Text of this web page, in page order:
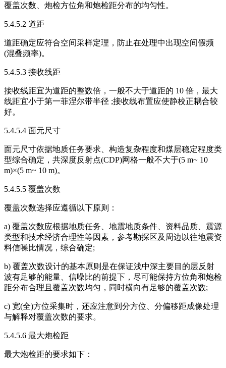
覆盖次数、炮检方位角和炮检距分布的均匀性。
5.4.5.2 道距
道距确定应符合空间采样定理，防止在处理中出现空间假频
(混叠频率)。
5.4.5.3 接收线距
接收线距宜为道距的整数倍，一般不大于道距的 10 倍，最大
线距宜小于第一菲涅尔带半径 ;接收线布置应使静校正耦合较
好。
5.4.5.4 面元尺寸
面元尺寸依据地质任务要求、构造复杂程度和煤层稳定程度类
型综合确定，共深度反射点(CDP)网格一般不大于(5 m~ 10
m)×(5 m~ 10 m)。
5.4.5.5 覆盖次数
覆盖次数选择应遵循以下原则：
a) 覆盖次数应根据地质任务、地震地质条件、资料品质、震源
类型和技术经济合理性等因素，参考勘探区及周边以往地震资
料信噪比情况，综合确定;
b) 覆盖次数设计的基本原则是在保证浅中深主要目的层反射
波有足够的能量、信噪比的前提下，尽可能保持方位角和炮检
距分布合理且覆盖次数均匀，同时横向有足够的覆盖次数;
c) 宽(全)方位采集时，还应注意到分方位、分偏移距成像处理
与解释对覆盖次数的要求。
5.4.5.6 最大炮检距
最大炮检距的要求如下：